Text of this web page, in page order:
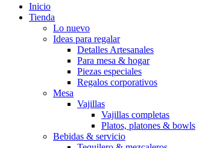
Inicio
Tienda
Lo nuevo
Ideas para regalar
Detalles Artesanales
Para mesa & hogar
Piezas especiales
Regalos corporativos
Mesa
Vajillas
Vajillas completas
Platos, platones & bowls
Bebidas & servicio